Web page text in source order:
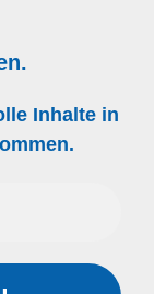
Inhalte in